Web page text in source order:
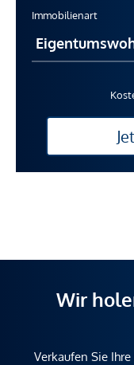
Immobilienart
Wir
Verkaufen Sie